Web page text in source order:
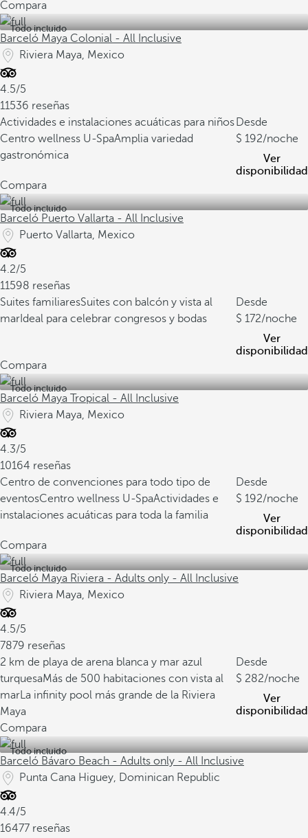
Compara
Todo incluido
Barceló Maya Colonial - All Inclusive
Riviera Maya, Mexico
4.5/5
11536 reseñas
Actividades e instalaciones acuáticas para niños
Centro wellness U-SpaAmplia variedad
gastronómica
Desde
192/noche
Ver
disponibilidad
Compara
Todo incluido
Barceló Puerto Vallarta - All Inclusive
Puerto Vallarta, Mexico
4.2/5
11598 reseñas
Suites familiaresSuites con balcón y vista al
mar Ideal para celebrar congresos y bodas
Desde
172/noche
Ver
disponibilidad
Compara
Todo incluido
Barceló Maya Tropical - All Inclusive
Riviera Maya, Mexico
4.3/5
10164 reseñas
Centro de convenciones para todo tipo de
eventosCentro wellness U-SpaActividades e
instalaciones acuáticas para toda la familia
Desde
192/noche
Ver
disponibilidad
Compara
Todo incluido
Barceló Maya Riviera - Adults only - All Inclusive
Riviera Maya, Mexico
4.5/5
7879 reseñas
2 km de playa de arena blanca y mar azul
turquesaMás de 500 habitaciones con vista al
marLa infinity pool más grande de la Riviera
Maya
Desde
282/noche
Ver
disponibilidad
Compara
Todo incluido
Barceló Bávaro Beach - Adults only - All Inclusive
Punta Cana Higuey, Dominican Republic
4.4/5
16477 reseñas